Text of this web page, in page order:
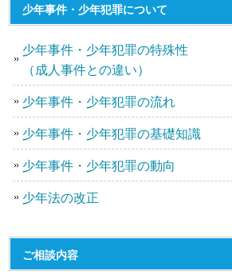
少年事件・少年犯罪について
少年事件・少年犯罪の特殊性
（成人事件との違い）
少年事件・少年犯罪の流れ
少年事件・少年犯罪の基礎知識
少年事件・少年犯罪の動向
少年法の改正
ご相談内容